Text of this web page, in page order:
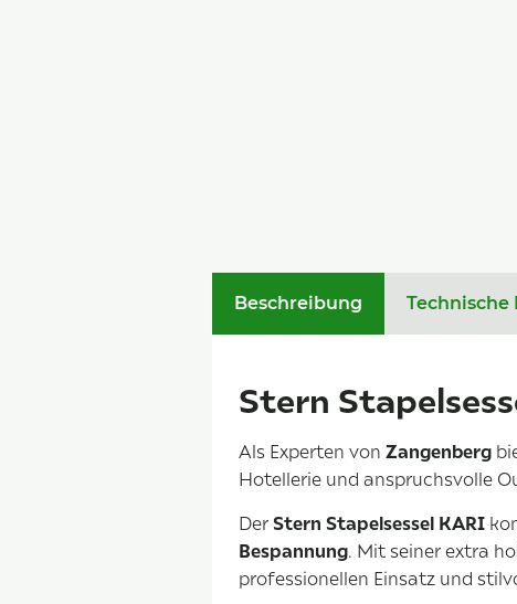
Beschreibung Technische
Stern
Als Experten von Zangenberg
Hotellerie und anspruchsvolle
Der Stern Stapelsessel KARI
Bespannung . Mit seiner extra
professionellen Einsatz und